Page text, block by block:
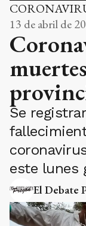
13 de abril de
Se
este lunes
El Debate